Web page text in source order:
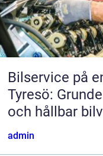
Bilservice på
Tyresö:
och hållbar
admin